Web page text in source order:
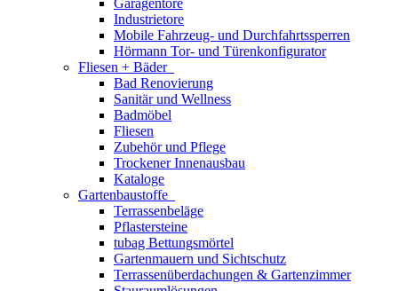
Industrietore
Mobile Fahrzeug- und Durchfahrtssperren
Hörmann Tor- und Türenkonfigurator
Fliesen + Bäder
Bad Renovierung
Sanitär und Wellness
Badmöbel
Fliesen
Zubehör und Pflege
Trockener Innenausbau
Kataloge
Gartenbaustoffe
Terrassenbeläge
Pflastersteine
tubag Bettungsmörtel
Gartenmauern und Sichtschutz
Terrassenüberdachungen & Gartenzimmer